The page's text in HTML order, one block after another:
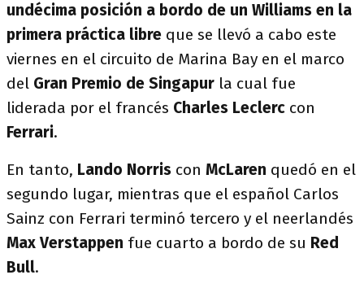
undécima posición a bordo de un Williams en la
primera práctica libre que se llevó a cabo este
viernes en el circuito de Marina Bay en el marco
del Gran Premio de Singapur la cual fue
liderada por el francés Charles Leclerc con
Ferrari.
En tanto, Lando Norris con McLaren quedó en el
segundo lugar, mientras que el español Carlos
Sainz con Ferrari terminó tercero y el neerlandés
Max Verstappen fue cuarto a bordo de su Red
Bull.